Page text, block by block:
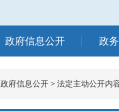
政府信息公开 政
政府信息公开 > 法定主动公开内